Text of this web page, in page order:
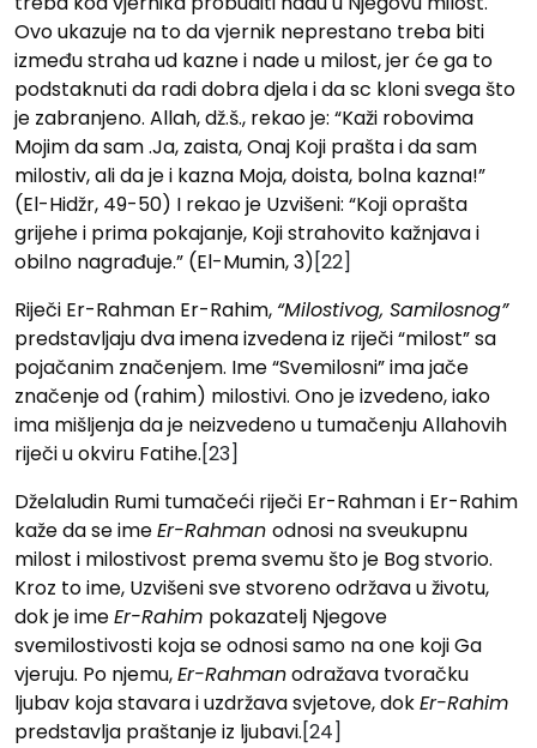
Ovo ukazuje na to da vjernik neprestano treba biti
između straha ud kazne i nade u milost, jer će ga to
podstaknuti da radi dobra djela i da sc kloni svega što
je zabranjeno. Allah, dž.š., rekao je: “Kaži robovima
Mojim da sam .Ja, zaista, Onaj Koji prašta i da sam
milostiv, ali da je i kazna Moja, doista, bolna kazna!”
(El-Hidžr, 49-50) I rekao je Uzvišeni: “Koji oprašta
grijehe i prima pokajanje, Koji strahovito kažnjava i
obilno nagrađuje.” (El-Mumin, 3)[22]
Riječi Er-Rahman Er-Rahim, “Milostivog, Samilosnog”
predstavljaju dva imena izvedena iz riječi “milost” sa
pojačanim značenjem. Ime “Svemilosni” ima jače
značenje od (rahim) milostivi. Ono je izvedeno, iako
ima mišljenja da je neizvedeno u tumačenju Allahovih
riječi u okviru Fatihe.[23]
Dželaludin Rumi tumačeći riječi Er-Rahman i Er-Rahim
kaže da se imeEr-Rahman odnosi na sveukupnu
milost i milostivost prema svemu što je Bog stvorio.
Kroz to ime, Uzvišeni sve stvoreno održava u životu,
dok je imeEr-Rahim pokazatelj Njegove
svemilostivosti koja se odnosi samo na one koji Ga
vjeruju. Po njemu,Er-Rahmanodražava tvoračku
ljubav koja stavara i uzdržava svjetove, dokEr-Rahim
predstavlja praštanje iz ljubavi.[24]